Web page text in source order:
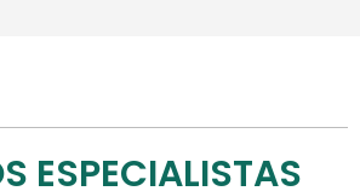
ESPECIALISTAS